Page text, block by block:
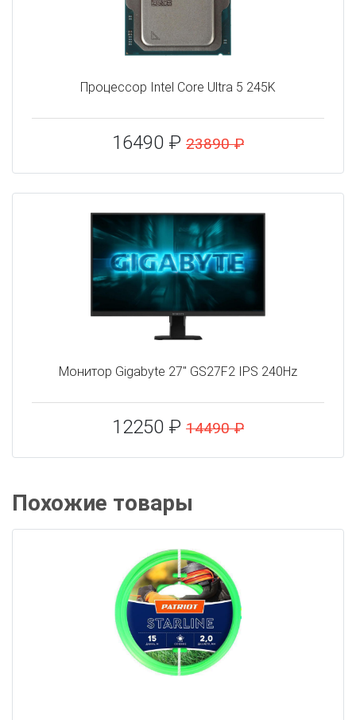
Процессор Intel Core Ultra 5 245K
16490 ₽ 23890 ₽
Монитор Gigabyte 27" GS27F2 IPS 240Hz
12250 ₽ 14490 ₽
Похожие товары